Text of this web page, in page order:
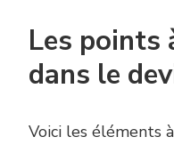
Les points
dans le
Voici les éléments